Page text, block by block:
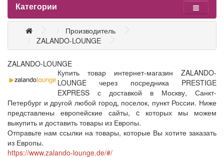
Категории
Производитель
ZALANDO-LOUNGE
ZALANDO-LOUNGE
Купить товар интернет-магазин ZALANDO-
LOUNGE через посредника PRESTIGE
EXPRESS с доставкой в Москву, Санкт-
Петербург и другой любой город, поселок, пункт России. Ниже
представлены европейские сайты, c которых мы можем
выкупить и доставить товары из Европы.
Отправьте нам ссылки на товары, которые Вы хотите заказать
из Европы.
https://www.zalando-lounge.de/#/